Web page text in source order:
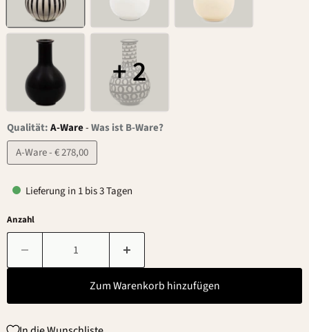
+ 2
Qualität:A-Ware-Was ist B-Ware?
A-Ware - € 278,00
Lieferung in 1 bis 3 Tagen
Anzahl
Zum Warenkorb hinzufügen